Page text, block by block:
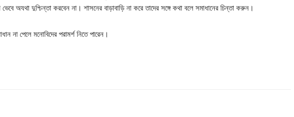
অযথা দুশ্চিন্তা করবেন না। শাসনের বাড়াবাড়ি না করে তাদের সঙ্গে কথা বলে সমাধানের চিন্তা করুন।
না পেলে মনোবিদের পরামর্শ নিতে পারেন।